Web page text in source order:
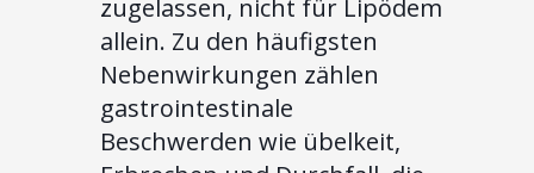
zugelassen, nicht für Lipödem
allein. Zu den häufigsten
Nebenwirkungen zählen
gastrointestinale
Beschwerden wie übelkeit,